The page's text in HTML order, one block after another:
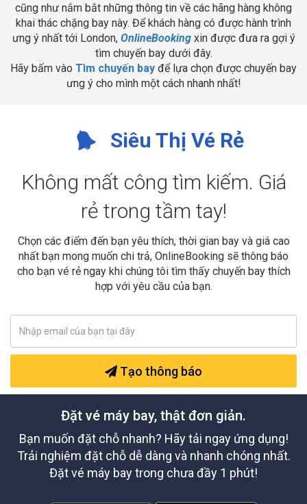
cũng như nắm bắt những thông tin về các hãng hàng không
khai thác chặng bay này. Để khách hàng có được hành trình
ưng ý nhất tới London, OnlineBookingxin được đưa ra gợi ý
tìm chuyến bay dưới đây.
Hãy bấm vào Tìm chuyến bay để lựa chọn được chuyến bay
ưng ý cho mình một cách nhanh nhất!
Siêu Thị Vé Rẻ
Không mất công tìm kiếm. Giá
rẻ trong tầm tay!
Chọn các điểm đến bạn yêu thích, thời gian bay và giá cao
nhất bạn mong muốn chi trả, OnlineBooking sẽ thông báo
cho bạn vé rẻ ngay khi chúng tôi tìm thấy chuyến bay thích
hợp với yêu cầu của bạn.
Tạo thông báo
Đặt vé máy bay, thật đơn giản.
Bạn muốn đặt chỗ nhanh? Hãy tải ngay ứng dụng!
Trải nghiệm đặt chỗ dễ dàng và nhanh chóng nhất.
Đặt vé máy bay trong chưa đầy 1 phút!